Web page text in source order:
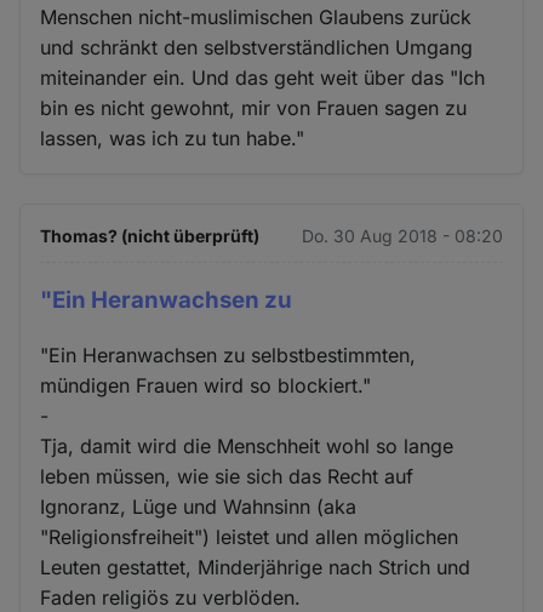
Menschen nicht-muslimischen Glaubens zurück
und schränkt den selbstverständlichen Umgang
miteinander ein. Und das geht weit über das "Ich
bin es nicht gewohnt, mir von Frauen sagen zu
lassen, was ich zu tun habe."
Thomas? (nicht überprüft) Do. 30 Aug 2018 - 08:20
"Ein Heranwachsen zu
"Ein Heranwachsen zu selbstbestimmten,
mündigen Frauen wird so blockiert."
-
Tja, damit wird die Menschheit wohl so lange
leben müssen, wie sie sich das Recht auf
Ignoranz, Lüge und Wahnsinn (aka
"Religionsfreiheit") leistet und allen möglichen
Leuten gestattet, Minderjährige nach Strich und
Faden religiös zu verblöden.